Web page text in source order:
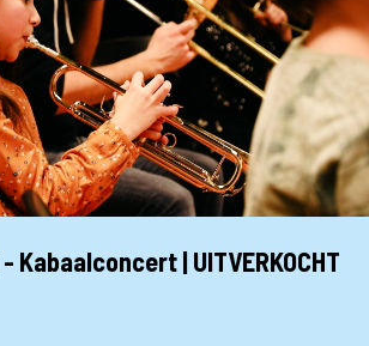
Kabaalconcert | UITVERKOCHT